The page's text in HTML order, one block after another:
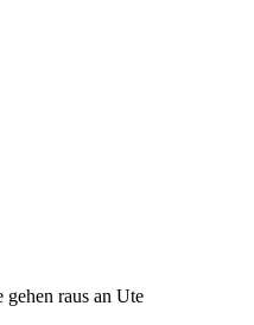
gehen raus an Ute